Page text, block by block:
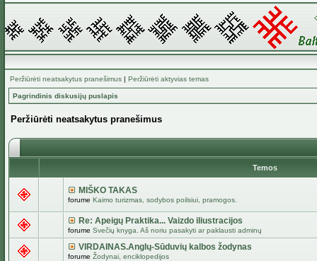
Peržiūrėti neatsakytus pranešimus | Peržiūrėti aktyvias temas
Pagrindinis diskusijų puslapis
Peržiūrėti neatsakytus pranešimus
Temos
MIŠKO TAKAS
forume Kaimo turizmas, sodybos poilsiui, pramogos.
Re: Apeigų Praktika... Vaizdo iliustracijos
forume Svečių knyga. Aš noriu pasakyti ar paklausti adminų
VIRDAINAS.Anglų-Sūduvių kalbos žodynas
forume Žodynai, enciklopedijos